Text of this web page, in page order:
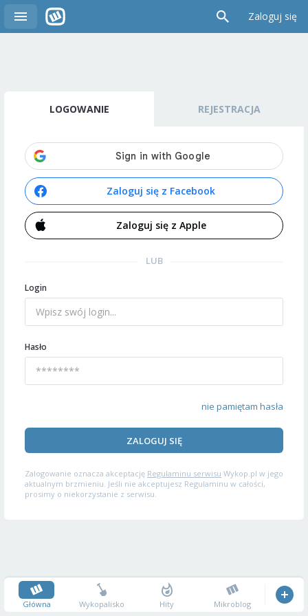
Zaloguj się
LOGOWANIE REJESTRACJA
Zaloguj się z Facebook
Zaloguj się z Apple
LUB
Login
Hasło
nie pamiętam hasła
ZALOGUJ SIĘ
Zalogowanie oznacza akceptację Regulaminu serwisu Wykop.pl w jego
aktualnym brzmieniu. Jeśli nie akceptujesz Regulaminu w całości,
prosimy o niekorzystanie z serwisu.
Główna Wykopalisko Hity Mikroblog